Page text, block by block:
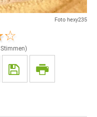
Foto hexy235
Stimmen)